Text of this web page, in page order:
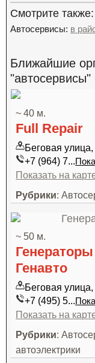
Смотрите также:
Автосервисы: в
Ближайшие
~ 40 м.
Full Repair
Беговая
+7 (964) 7...
Показать на
Рубрики:
~ 50 м.
Генавто
Беговая
+7 (495) 5...
Показать на
Рубрики:
автоэлектрики